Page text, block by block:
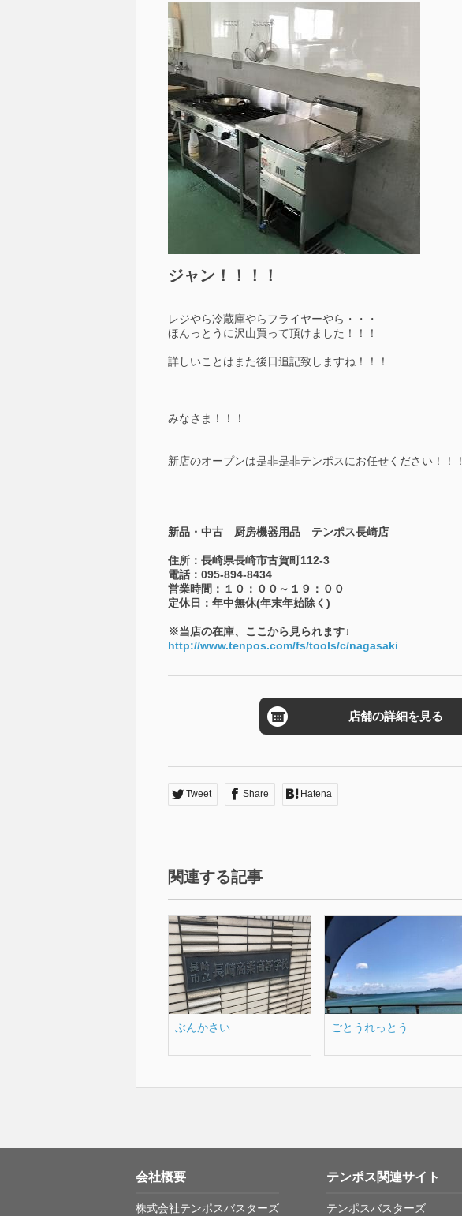
ジャン！！！！
レジやら冷蔵庫やらフライヤーやら・・・
ほんっとうに沢山買って頂けました！！！
詳しいことはまた後日追記致しますね！！！
みなさま！！！
新店のオープンは是非是非テンポスにお任せください！！！
新品・中古 厨房機器用品 テンポス長崎店
住所：長崎県長崎市古賀町112-3
電話：095-894-8434
営業時間：１０：００～１９：００
定休日：年中無休(年末年始除く)
※当店の在庫、ここから見られます↓
http://www.tenpos.com/fs/tools/c/nagasaki
店舗の詳細を見る
Tweet Share Hatena
関連する記事
ぶんかさい ごとうれっとう
会社概要
株式会社テンポスバスターズ
テンポス関連サイト
テンポスバスターズ